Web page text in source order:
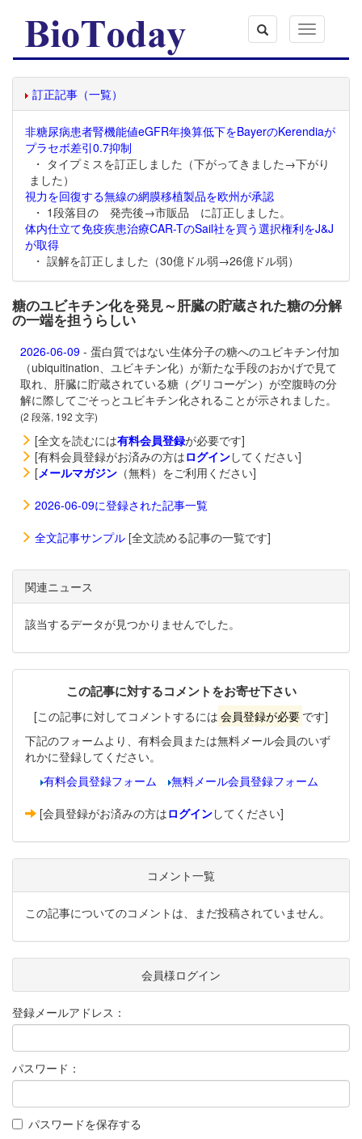
Toggle
navigation
訂正記事（一覧）
非糖尿病患者腎機能値eGFR年換算低下をBayerのKerendiaが
プラセボ差引0.7抑制
・ タイプミスを訂正しました（下がってきました→下がり
ました）
視力を回復する無線の網膜移植製品を欧州が承認
・ 1段落目の 発売後→市販品 に訂正しました。
体内仕立て免疫疾患治療CAR-TのSail社を買う選択権利をJ&J
が取得
・ 誤解を訂正しました（30億ドル弱→26億ドル弱）
糖のユビキチン化を発見～肝臓の貯蔵された糖の分解
の一端を担うらしい
2026-06-09 - 蛋白質ではない生体分子の糖へのユビキチン付加
（ubiquitination、ユビキチン化）が新たな手段のおかげで見て
取れ、肝臓に貯蔵されている糖（グリコーゲン）が空腹時の分
解に際してごそっとユビキチン化されることが示されました。
(2 段落, 192 文字)
[全文を読むには有料会員登録が必要です]
[有料会員登録がお済みの方はログインしてください]
[メールマガジン （無料）をご利用ください]
2026-06-09に登録された記事一覧
全文記事サンプル [全文読める記事の一覧です]
関連ニュース
該当するデータが見つかりませんでした。
この記事に対するコメントをお寄せ下さい
[この記事に対してコメントするには 会員登録が必要 です]
下記のフォームより、有料会員または無料メール会員のいず
れかに登録してください。
有料会員登録フォーム
無料メール会員登録フォーム
[会員登録がお済みの方はログインしてください]
コメント一覧
この記事についてのコメントは、まだ投稿されていません。
会員様ログイン
登録メールアドレス：
パスワード：
パスワードを保存する